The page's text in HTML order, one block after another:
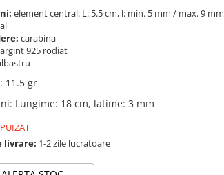
element central: L: 5.5 cm, l: min. 5 mm / max. 9 mm
carabina
argint 925 rodiat
: 11.5 gr
: Lungime: 18 cm, latime: 3 mm
livrare: 1-2 zile lucratoare